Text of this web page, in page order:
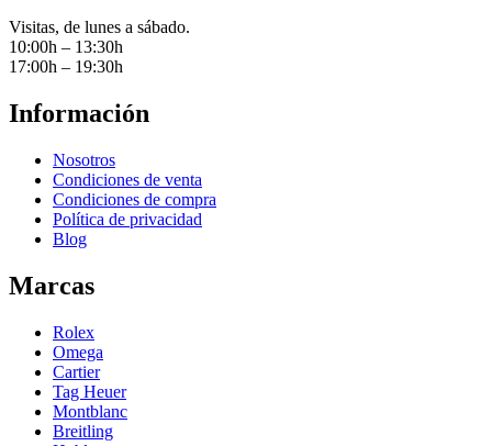
Visitas, de lunes a sábado.
10:00h – 13:30h
17:00h – 19:30h
Información
Nosotros
Condiciones de venta
Condiciones de compra
Política de privacidad
Blog
Marcas
Rolex
Omega
Cartier
Tag Heuer
Montblanc
Breitling